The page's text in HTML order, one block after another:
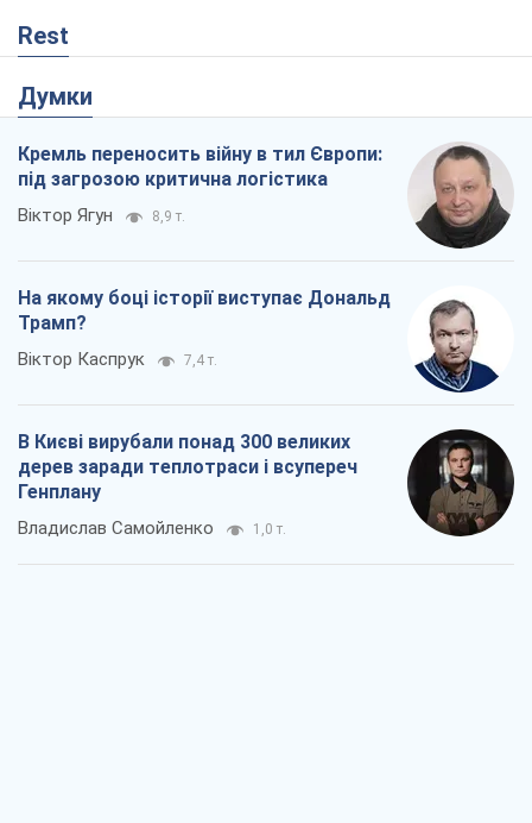
Rest
Думки
Кремль переносить війну в тил Європи:
під загрозою критична логістика
Віктор Ягун 8,9 т.
На якому боці історії виступає Дональд
Трамп?
Віктор Каспрук 7,4 т.
В Києві вирубали понад 300 великих
дерев заради теплотраси і всупереч
Генплану
Владислав Самойленко 1,0 т.